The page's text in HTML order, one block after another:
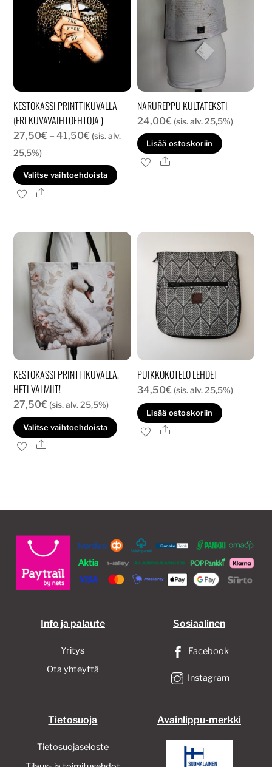
KESTOKASSI PRINTTIKUVALLA
(ERI KUVAVAIHTOEHTOJA )
27,50€ – 41,50€ Hintaluokka:
-
41,50€
(sis. alv.
25,5%)
Valitse vaihtoehdoista
muunnelma.
valinnat
tuotteen
Ale
NARUREPPU KULTATEKSTI
24,00€ (sis. alv. 25,5%)
Lisää ostoskoriin
Ale
KESTOKASSI PRINTTIKUVALLA,
HETI VALMIIT!
27,50€ (sis. alv. 25,5%)
Valitse vaihtoehdoista
Tällä
Voit
valinnat
tuotteen
sivulla.
Ale
PUIKKOKOTELO LEHDET
34,50€ (sis. alv. 25,5%)
Lisää ostoskoriin
Ale
Info ja palaute
Yritys
Ota yhteyttä
Sosiaalinen
Facebook
Instagram
Tietosuoja
Tietosuojaseloste
Avainlippu-merkki